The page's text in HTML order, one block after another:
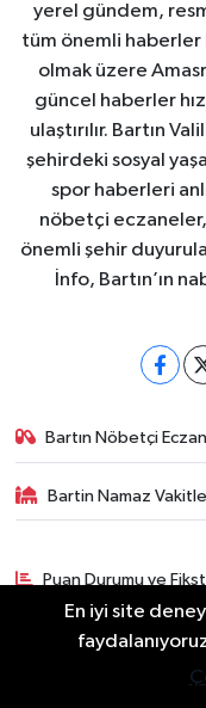
yerel gündem,
tüm önemli haberler
olmak üzere
güncel haberler
ulaştırılır. Bartın
şehirdeki sosyal
spor haberleri
nöbetçi
önemli şehir
İnfo, Bartın’ın
Bartın Nöbetçi
Bartin Namaz
Puan Durumu ve
Son Dakika Haberleri
En iyi site
Bartın'da